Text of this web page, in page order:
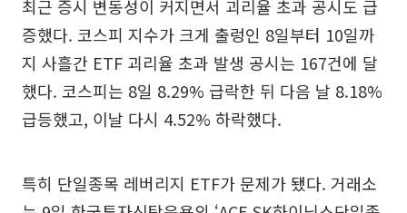
최근 증시 변동성이 커지면서 괴리율 초과 공시도 급
증했다. 코스피 지수가 크게 출렁인 8일부터 10일까
지 사흘간 ETF 괴리율 초과 발생 공시는 167건에 달
했다. 코스피는 8일 8.29% 급락한 뒤 다음 날 8.18%
급등했고, 이날 다시 4.52% 하락했다.
특히 단일종목 레버리지 ETF가 문제가 됐다. 거래소